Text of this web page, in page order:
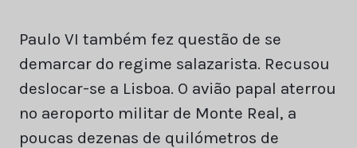
Paulo VI também fez questão de se
demarcar do regime salazarista. Recusou
deslocar-se a Lisboa. O avião papal aterrou
no aeroporto militar de Monte Real, a
poucas dezenas de quilómetros de